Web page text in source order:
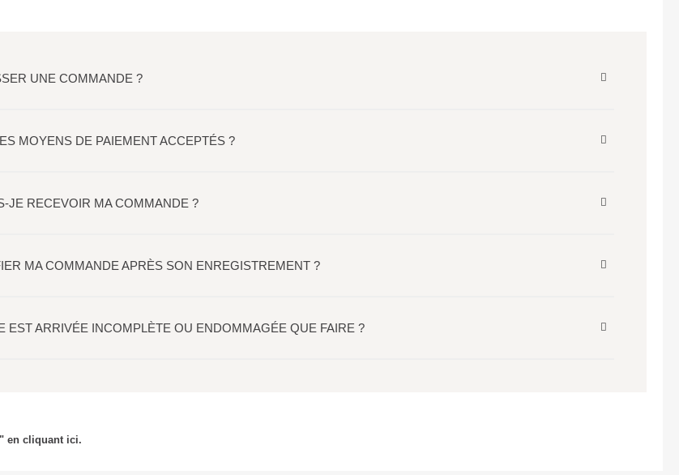
UNE COMMANDE ?
MOYENS DE PAIEMENT ACCEPTÉS ?
JE RECEVOIR MA COMMANDE ?
MA COMMANDE APRÈS SON ENREGISTREMENT ?
EST ARRIVÉE INCOMPLÈTE OU ENDOMMAGÉE QUE FAIRE ?
en cliquant ici.